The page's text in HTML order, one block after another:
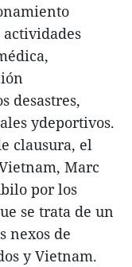
actividades
desastres,
ydeportivos.
clausura, el
Marc
por los
se trata de un
nexos de
y Vietnam.